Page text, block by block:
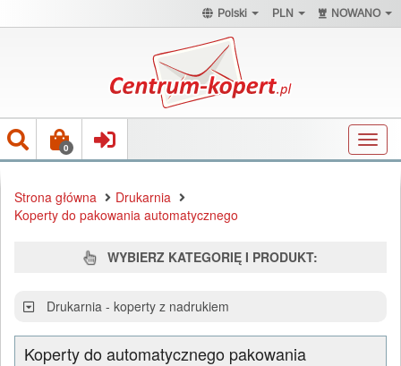
Polski PLN NOWANO
0
Strona główna
Drukarnia
Koperty do pakowania automatycznego
WYBIERZ KATEGORIĘ I PRODUKT:
Drukarnia - koperty z nadrukiem
Koperty do automatycznego pakowania